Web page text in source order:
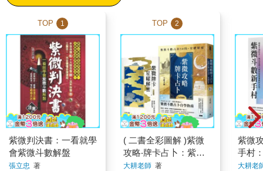
TOP 1
紫微判決書：一看就學
會紫微斗數解盤
張立忠 著
TOP 2
( 二書全彩圖解 )紫微
攻略‧牌卡占卜：紫微
斗數占卦50問＋星曜
大耕老師 著
紫微
手村
成為
大耕老